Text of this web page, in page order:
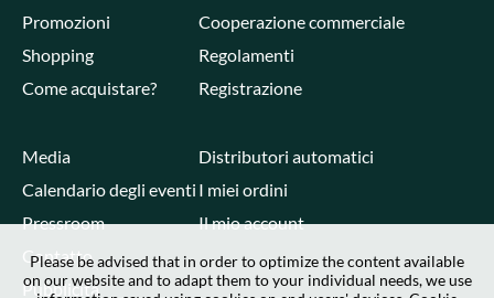
Promozioni
Shopping
Come acquistare?
Cooperazione commerciale
Regolamenti
Registrazione
Media
Calendario degli eventi
Pressroom
Contatto
Pubblicità
Distributori automatici
I miei ordini
Il mio account
Please be advised that in order to optimize the content available
on our website and to adapt them to your individual needs, we use